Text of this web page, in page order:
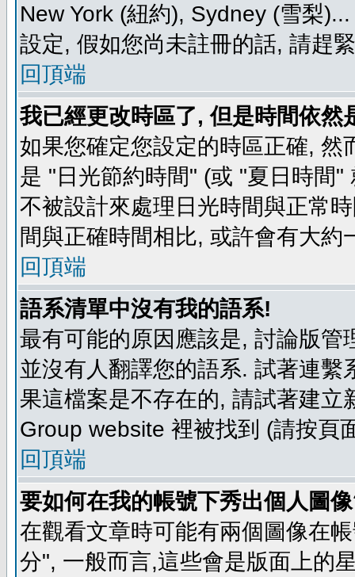
New York (紐約), Sydney (雪梨
設定, 假如您尚未註冊的話, 請趕
回頂端
我已經更改時區了, 但是時間依然
如果您確定您設定的時區正確,
是 "日光節約時間" (或 "夏日時間
不被設計來處理日光時間與正常
間與正確時間相比, 或許會有大約
回頂端
語系清單中沒有我的語系!
最有可能的原因應該是, 討論版
並沒有人翻譯您的語系. 試著連
果這檔案是不存在的, 請試著建
Group website 裡被找到 (請按頁
回頂端
要如何在我的帳號下秀出個人圖
在觀看文章時可能有兩個圖像在
分", 一般而言,這些會是版面上的